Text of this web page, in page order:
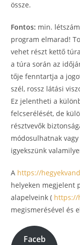
össze.
Fontos: min.
program elmarad!
vehet részt kettő
a túra so­rán az
tője fenn­tart­ja a
szél, rossz lá­tá­si
Ez je­lent­he­ti a
fel­cse­ré­lé­sét, de
résztvevők
módosulhatnak
igyek­szünk
A https://
helyeken megjelent
alapelveink ( https://
megismerésével és
Faceb